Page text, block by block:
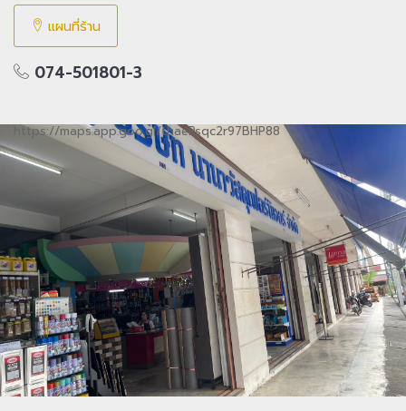
แผนที่ร้าน
074-501801-3
https://maps.app.goo.gl/thaePsqc2r97BHP88